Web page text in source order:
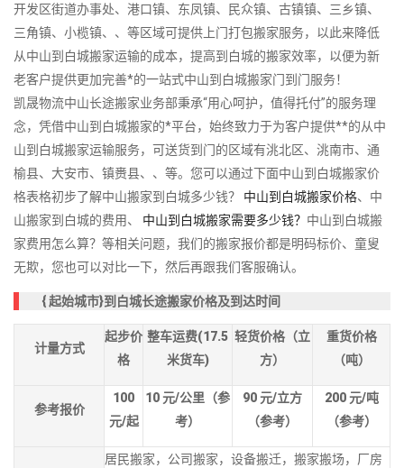
开发区街道办事处、港口镇、东凤镇、民众镇、古镇镇、三乡镇、
三角镇、小榄镇、、等区域可提供上门打包搬家服务，以此来降低
从中山到白城搬家运输的成本，提高到白城的搬家效率，以便为新
老客户提供更加完善*的一站式中山到白城搬家门到门服务！
凯晟物流中山长途搬家业务部秉承“用心呵护，值得托付”的服务理
念，凭借中山到白城搬家的*平台，始终致力于为客户提供**的从中
山到白城搬家运输服务，可送货到门的区域有洮北区、洮南市、通
榆县、大安市、镇赉县、、等。您可以通过下面中山到白城搬家价
格表格初步了解中山搬家到白城多少钱？ 中山到白城搬家价格、中
山搬家到白城的费用、 中山到白城搬家需要多少钱？ 中山到白城搬
家费用怎么算？等相关问题，我们的搬家报价都是明码标价、童叟
无欺，您也可以对比一下，然后再跟我们客服确认。
{ 起始城市}到白城长途搬家价格及到达时间
计量方式
起步价
格
整车运费(17.5
米货车)
轻货价格（立
方）
重货价格
（吨）
参考报价
100
元/起
10元/公里（参
考）
90元/立方
（参考）
200 元/吨
（参考）
居民搬家，公司搬家，设备搬迁，搬家搬场，厂房